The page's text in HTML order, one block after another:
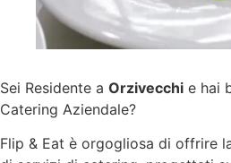
Sei Residente a Orzivecchi e hai
Catering Aziendale?
Flip & Eat è orgogliosa di offrire